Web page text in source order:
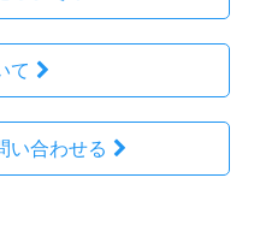
て
い合わせる